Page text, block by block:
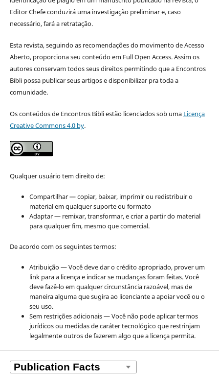
Editor Chefe conduzirá uma investigação preliminar e, caso
necessário, fará a retratação.
Esta revista, seguindo as recomendações do movimento de Acesso
Aberto, proporciona seu conteúdo em Full Open Access. Assim os
autores conservam todos seus direitos permitindo que a Encontros
Bibli possa publicar seus artigos e disponibilizar pra toda a
comunidade.
Os conteúdos de Encontros Bibli estão licenciados sob uma Licença
Creative Commons 4.0 by.
Qualquer usuário tem direito de:
Compartilhar — copiar, baixar, imprimir ou redistribuir o
material em qualquer suporte ou formato
Adaptar — remixar, transformar, e criar a partir do material
para qualquer fim, mesmo que comercial.
De acordo com os seguintes termos:
Atribuição — Você deve dar o crédito apropriado, prover um
link para a licença e indicar se mudanças foram feitas. Você
deve fazê-lo em qualquer circunstância razoável, mas de
maneira alguma que sugira ao licenciante a apoiar você ou o
seu uso.
Sem restrições adicionais — Você não pode aplicar termos
jurídicos ou medidas de caráter tecnológico que restrinjam
legalmente outros de fazerem algo que a licença permita.